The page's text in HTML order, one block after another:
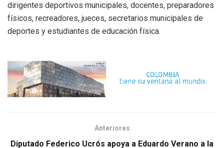
dirigentes deportivos municipales, docentes, preparadores
físicos, recreadores, jueces, secretarios municipales de
deportes y estudiantes de educación física.
Anteriores
Diputado Federico Ucrós apoya a Eduardo Verano a la